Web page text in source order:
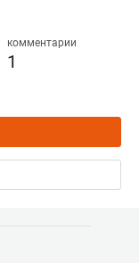
комментарии
1